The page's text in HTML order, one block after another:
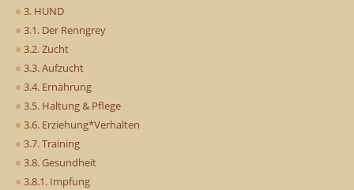
3. HUND
3.1. Der Renngrey
3.2. Zucht
3.3. Aufzucht
3.4. Ernährung
3.5. Haltung & Pflege
3.6. Erziehung*Verhalten
3.7. Training
3.8. Gesundheit
3.8.1. Impfung